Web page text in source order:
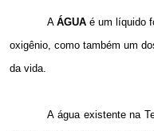
AÁGUA é um líquido
oxigênio, como também um
da vida.
A água existente na